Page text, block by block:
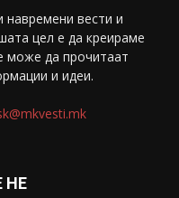
вести и
цел е да креираме
може да прочитаат
и идеи.
НЕ